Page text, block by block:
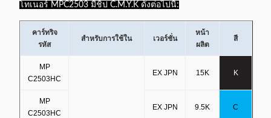
คุณภาพ:ค่าธรรมะคุณภาพสูง ภายใต้ ISO 9001/14001
ความจุ:ตามมาตรฐานการทดสอบนานาชาติ ISO ICE 19798 A4 80gr
5% เหมือนเดิม
ขาว:ผลิตในญี่ปุ่น ตามมาตรฐาน MSDS มาตรฐาน SJ/T11363 ทอน
เนอร์สับสน
ชิป/กระสุน:
ท่อ / เปลือกที่สอดคล้องกันใหม่
โทเนอร์ MPC2503 มีชิป C.M.Y.K ดังต่อไปนี้:
คาร์ทริจ
รหัส
สําหรับการใช้ใน เวอร์ชั่น
หน้า
ผลิต
สี
MP
C2503HC
EX JPN 15K K
MP
C2503HC
EX JPN 9.5K C